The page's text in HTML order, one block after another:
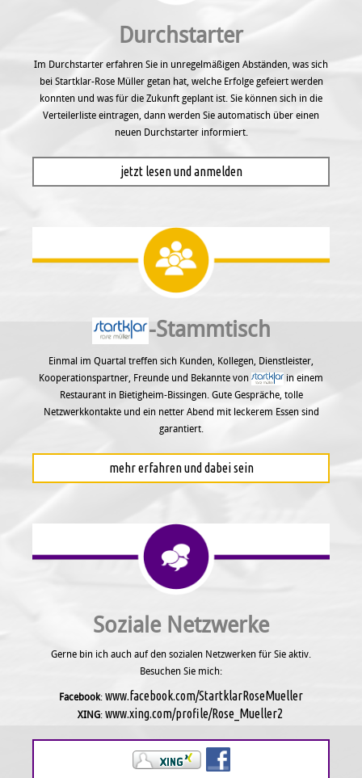
Durchstarter
Im Durchstarter erfahren Sie in unregel­mäßigen Abständen, was sich
bei Startklar-Rose Müller getan hat, welche Erfolge gefeiert werden
konnten und was für die Zukunft geplant ist. Sie können sich in die
Verteilerliste eintragen, dann werden Sie automatisch über einen
neuen Durchstarter informiert.
jetzt lesen und anmelden
-Stammtisch
Einmal im Quartal treffen sich Kunden, Kollegen, Dienstleister,
Kooperationspartner, Freunde und Bekannte von
in einem
Restaurant in Bietigheim-Bissingen. Gute Gespräche, tolle
Netzwerkkontakte und ein netter Abend mit leckerem Essen sind
garantiert.
mehr erfahren und dabei sein
Soziale Netzwerke
Gerne bin ich auch auf den sozialen Netzwerken für Sie aktiv.
Besuchen Sie mich:
Facebook: www.facebook.com/StartklarRoseMueller
XING: www.xing.com/profile/Rose_Mueller2